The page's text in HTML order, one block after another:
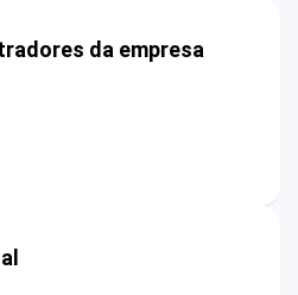
da empresa